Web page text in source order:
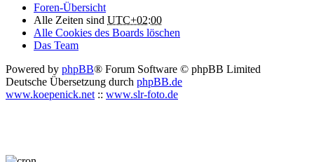
Foren-Übersicht
Alle Zeiten sind UTC+02:00
Alle Cookies des Boards löschen
Das Team
Powered by phpBB® Forum Software © phpBB Limited
Deutsche Übersetzung durch phpBB.de
www.koepenick.net :: www.slr-foto.de